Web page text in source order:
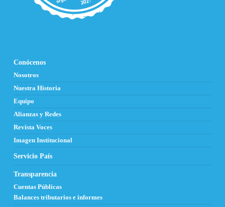
Conócenos
Nosotros
Nuestra Historia
Equipo
Alianzas y Redes
Revista Voces
Imagen Institucional
Servicio País
Transparencia
Cuentas Públicas
Balances tributarios e informes